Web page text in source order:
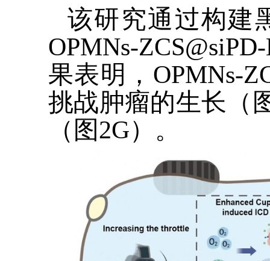
该研究通过构建
OPMNs-
果表明， OPMNs-
挑战肿瘤的生长（
（图2G）。